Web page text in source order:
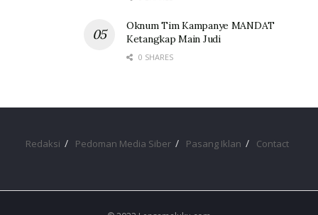
Oknum Tim Kampanye MANDAT
Ketangkap Main Judi
0 SHARES
Redaksi Pedoman Media Siber Pasang Iklan Contact